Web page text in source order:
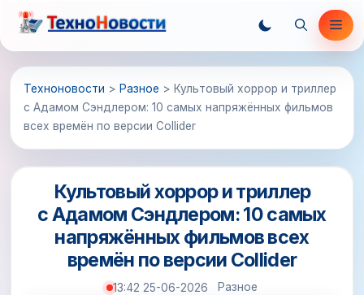
Перейти
содержимому
Техноновости > Разное > Культовый хоррор и триллер
с Адамом Сэндлером: 10 самых напряжённых фильмов
всех времён по версии Collider
Культовый хоррор и триллер
с Адамом Сэндлером: 10 самых
напряжённых фильмов всех
времён по версии Collider
13:42 25-06-2026 Разное